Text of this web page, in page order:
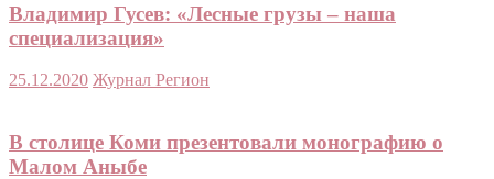
Владимир Гусев: «Лесные грузы – наша
специализация»
25.12.2020 Журнал Регион
В столице Коми презентовали монографию о
Малом Аныбе